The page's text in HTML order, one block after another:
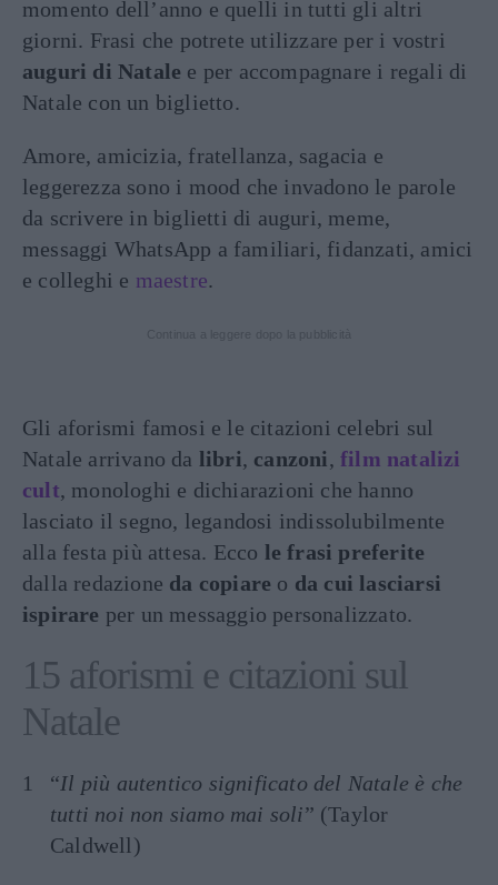
momento dell’anno e quelli in tutti gli altri
giorni. Frasi che potrete utilizzare per i vostri
auguri di Natale e per accompagnare i regali di
Natale con un biglietto.
Amore, amicizia, fratellanza, sagacia e
leggerezza sono i mood che invadono le parole
da scrivere in biglietti di auguri, meme,
messaggi WhatsApp a familiari, fidanzati, amici
e colleghi e maestre.
Gli aforismi famosi e le citazioni celebri sul
Natale arrivano da libri, canzoni,film natalizi
cult, monologhi e dichiarazioni che hanno
lasciato il segno, legandosi indissolubilmente
alla festa più attesa. Ecco le frasi preferite
dalla redazione da copiare o da cui lasciarsi
ispirare per un messaggio personalizzato.
15 aforismi e citazioni sul
Natale
“Il più autentico significato del Natale è che
tutti noi non siamo mai soli” (Taylor
Caldwell)